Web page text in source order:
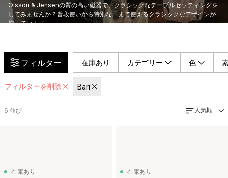
Olsson & Jensenの質の高い磁器で、クラシックなテーブルセッティングを
してみませんか？普段使いから特別な日まで使えるクラシックなデザインが
揃っています。
フィルター 在庫あり カテゴリー 色
フィルターを削除 Bari
6 並び 人気順
在庫あり 在庫あり